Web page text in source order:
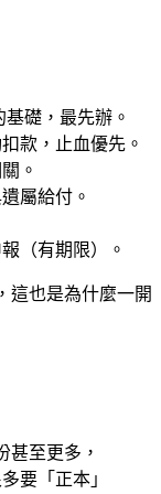
基礎，最先辦。
款，止血優先。
。
屬給付。
（有期限）。
這也是為什麼一開
甚至更多，
要「正本」